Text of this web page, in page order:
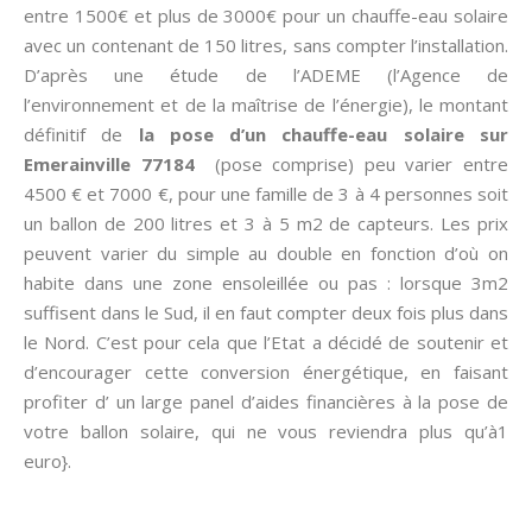
entre 1500€ et plus de 3000€ pour un chauffe-eau solaire
avec un contenant de 150 litres, sans compter l’installation.
D’après une étude de l’ADEME (l’Agence de
l’environnement et de la maîtrise de l’énergie), le montant
définitif de la pose d’un chauffe-eau solaire sur
Emerainville 77184(pose comprise) peu varier entre
4500 € et 7000 €, pour une famille de 3 à 4 personnes soit
un ballon de 200 litres et 3 à 5 m2 de capteurs. Les prix
peuvent varier du simple au double en fonction d’où on
habite dans une zone ensoleillée ou pas : lorsque 3m2
suffisent dans le Sud, il en faut compter deux fois plus dans
le Nord. C’est pour cela que l’Etat a décidé de soutenir et
d’encourager cette conversion énergétique, en faisant
profiter d’ un large panel d’aides financières à la pose de
votre ballon solaire, qui ne vous reviendra plus qu’à1
euro}.